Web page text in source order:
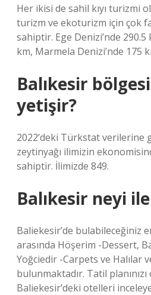
Her ikisi de sahil kıyı turizmi
turizm ve ekoturizm için çok
sahiptir. Ege Denizi’nde 290.5
km, Marmela Denizi’nde 175
Balıkesir
yetişir?
2022’deki Türkstat verilerine
zeytinyağı ilimizin
sahiptir. İlimizde 849.
Balıkesir neyi
Baliekesir’de bulabileceğiniz
arasında Höşerim -Dessert,
Yoğciedir -Carpets ve Halılar
bulunmaktadır. Tatil
Baliekesir’deki otelleri